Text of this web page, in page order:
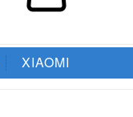
XIAOMI